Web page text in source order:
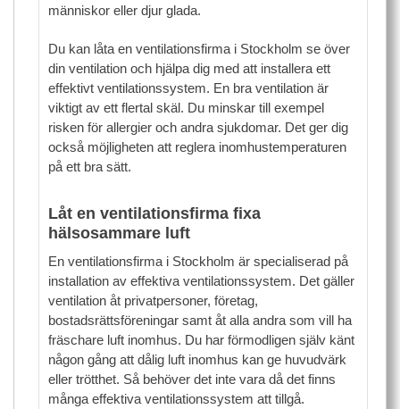
människor eller djur glada.
Du kan låta en ventilationsfirma i Stockholm se över
din ventilation och hjälpa dig med att installera ett
effektivt ventilationssystem. En bra ventilation är
viktigt av ett flertal skäl. Du minskar till exempel
risken för allergier och andra sjukdomar. Det ger dig
också möjligheten att reglera inomhustemperaturen
på ett bra sätt.
Låt en ventilationsfirma fixa
hälsosammare luft
En ventilationsfirma i Stockholm är specialiserad på
installation av effektiva ventilationssystem. Det gäller
ventilation åt privatpersoner, företag,
bostadsrättsföreningar samt åt alla andra som vill ha
fräschare luft inomhus. Du har förmodligen själv känt
någon gång att dålig luft inomhus kan ge huvudvärk
eller trötthet. Så behöver det inte vara då det finns
många effektiva ventilationssystem att tillgå.